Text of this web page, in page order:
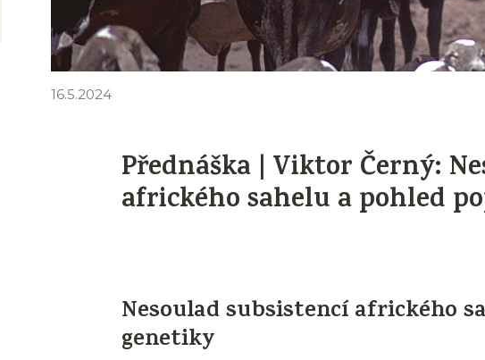
16.5.2024
Přednáška | Viktor Černý:
afrického sahelu a pohled
Nesoulad subsistencí afrického
genetiky